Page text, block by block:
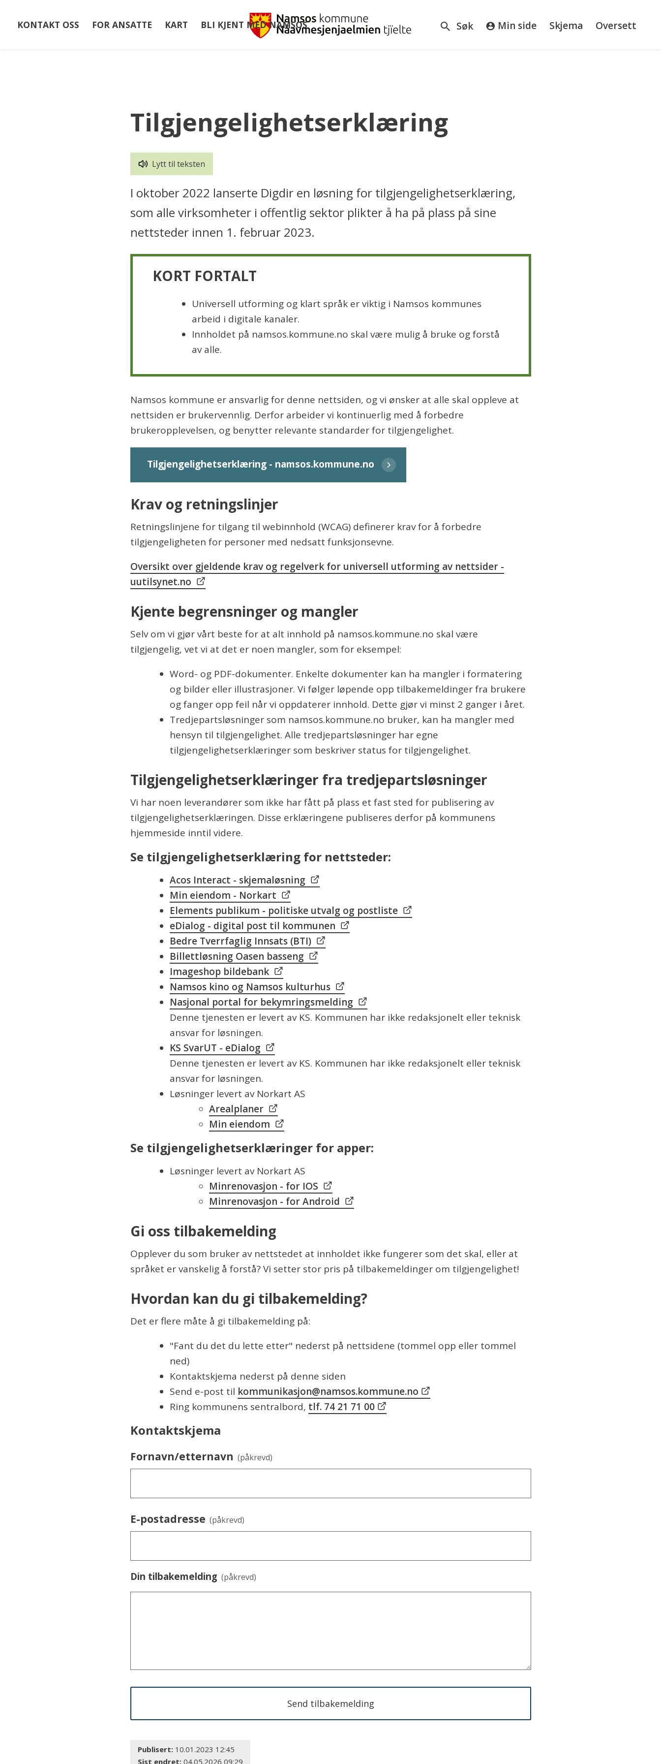
Namsos
Søk
KONTAKT OSS FOR ANSATTE KART BLI KJENT MED NAMSOS Min side Skjema Oversett
Tilgjengelighetserklæring
Lytt til teksten
I oktober 2022 lanserte Digdir en løsning for tilgjengelighetserklæring,
som alle virksomheter i offentlig sektor plikter å ha på plass på sine
nettsteder innen 1. februar 2023.
Universell utforming og klart språk er viktig i Namsos kommunes
arbeid i digitale kanaler.
Innholdet på namsos.kommune.no skal være mulig å bruke og forstå
av alle.
Namsos kommune er ansvarlig for denne nettsiden, og vi ønsker at alle skal oppleve at
nettsiden er brukervennlig. Derfor arbeider vi kontinuerlig med å forbedre
brukeropplevelsen, og benytter relevante standarder for tilgjengelighet.
Tilgjengelighetserklæring - namsos.kommune.no
Krav og retningslinjer
Retningslinjene for tilgang til webinnhold (WCAG) definerer krav for å forbedre
tilgjengeligheten for personer med nedsatt funksjonsevne.
Oversikt over gjeldende krav og regelverk for universell utforming av nettsider -
uutilsynet.no
Kjente begrensninger og mangler
Selv om vi gjør vårt beste for at alt innhold på namsos.kommune.no skal være
tilgjengelig, vet vi at det er noen mangler, som for eksempel:
Word- og PDF-dokumenter. Enkelte dokumenter kan ha mangler i formatering
og bilder eller illustrasjoner. Vi følger løpende opp tilbakemeldinger fra brukere
og fanger opp feil når vi oppdaterer innhold. Dette gjør vi minst 2 ganger i året.
Tredjepartsløsninger som namsos.kommune.no bruker, kan ha mangler med
hensyn til tilgjengelighet. Alle tredjepartsløsninger har egne
tilgjengelighetserklæringer som beskriver status for tilgjengelighet.
Tilgjengelighetserklæringer fra tredjepartsløsninger
Vi har noen leverandører som ikke har fått på plass et fast sted for publisering av
tilgjengelighetserklæringen. Disse erklæringene publiseres derfor på kommunens
hjemmeside inntil videre.
Se tilgjengelighetserklæring for nettsteder:
Acos Interact - skjemaløsning
Min eiendom - Norkart
Elements publikum - politiske utvalg og postliste
eDialog - digital post til kommunen
Bedre Tverrfaglig Innsats (BTI)
Billettløsning Oasen basseng
Imageshop bildebank
Namsos kino og Namsos kulturhus
Nasjonal portal for bekymringsmelding
Denne tjenesten er levert av KS. Kommunen har ikke redaksjonelt eller teknisk
ansvar for løsningen.
KS SvarUT - eDialog
Denne tjenesten er levert av KS. Kommunen har ikke redaksjonelt eller teknisk
ansvar for løsningen.
Løsninger levert av Norkart AS
Arealplaner
Min eiendom
Se tilgjengelighetserklæringer for apper:
Løsninger levert av Norkart AS
Minrenovasjon - for IOS
Minrenovasjon - for Android
Gi oss tilbakemelding
Opplever du som bruker av nettstedet at innholdet ikke fungerer som det skal, eller at
språket er vanskelig å forstå? Vi setter stor pris på tilbakemeldinger om tilgjengelighet!
Hvordan kan du gi tilbakemelding?
Det er flere måte å gi tilbakemelding på:
"Fant du det du lette etter" nederst på nettsidene (tommel opp eller tommel
ned)
Kontaktskjema nederst på denne siden
Send e-post til kommunikasjon@namsos.kommune.no
Ring kommunens sentralbord, tlf. 74 21 71 00
Kontaktskjema
Fornavn/etternavn (påkrevd)
E-postadresse (påkrevd)
Din tilbakemelding (påkrevd)
Send tilbakemelding
Publisert 10.01.2023 12:45
Sist endret 04.05.2026 09:29